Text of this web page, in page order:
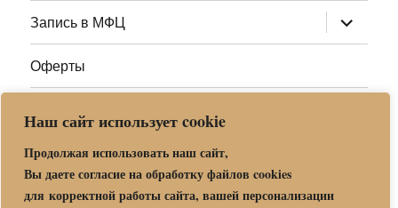
Наш сайт использует cookie
Продолжая использовать наш сайт,
Вы даете согласие на обработку файлов cookies
для корректной работы сайта, вашей персонализации
Запись в МФЦ раскрыть
дочернее
меню
Оферты
Адреса МФЦ МО